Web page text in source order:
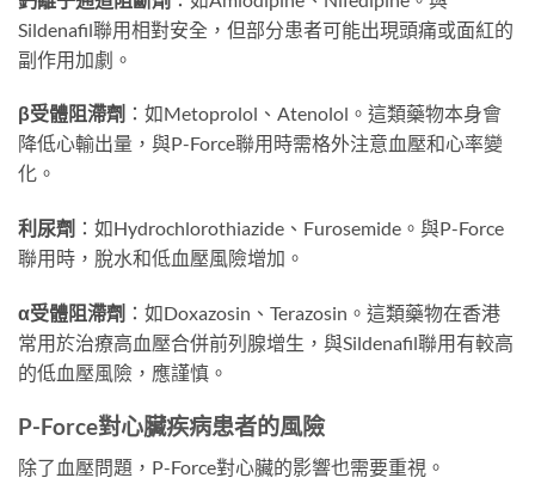
Sildenafil聯用相對安全，但部分患者可能出現頭痛或面紅的
副作用加劇。
β受體阻滯劑 ：如Metoprolol、Atenolol。這類藥物本身會
降低心輸出量，與P-Force聯用時需格外注意血壓和心率變
化。
利尿劑 ：如Hydrochlorothiazide、Furosemide。與P-Force
聯用時，脫水和低血壓風險增加。
α受體阻滯劑 ：如Doxazosin、Terazosin。這類藥物在香港
常用於治療高血壓合併前列腺增生，與Sildenafil聯用有較高
的低血壓風險，應謹慎。
P-Force對心臟疾病患者的風險
除了血壓問題，P-Force對心臟的影響也需要重視。